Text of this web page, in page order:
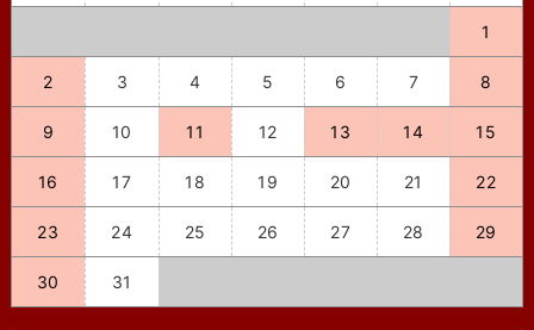
1
2 3 4 5 6 7 8
9 10 11 12 13 14 15
16 17 18 19 20 21 22
23 24 25 26 27 28 29
30 31